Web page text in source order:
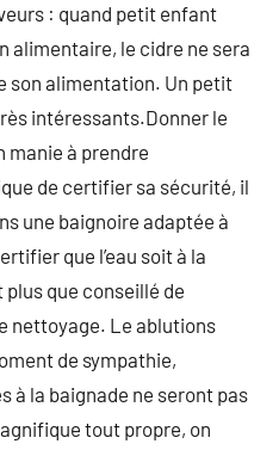
: quand petit enfant
alimentaire, le cidre ne sera
son alimentation. Un petit
intéressants.Donner le
manie à prendre
de certifier sa sécurité, il
une baignoire adaptée à
que l’eau soit à la
plus que conseillé de
nettoyage. Le ablutions
de sympathie,
à la baignade ne seront pas
tout propre, on